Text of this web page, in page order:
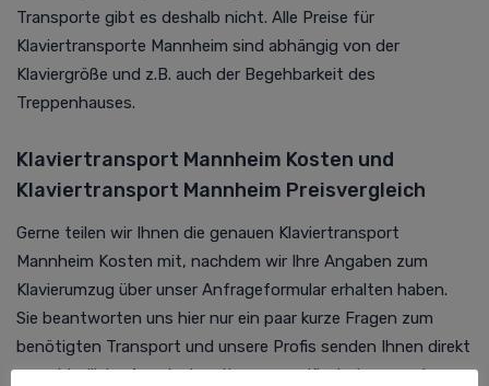
Transporte gibt es deshalb nicht. Alle Preise für
Klaviertransporte Mannheim sind abhängig von der
Klaviergröße und z.B. auch der Begehbarkeit des
Treppenhauses.
Klaviertransport Mannheim Kosten und
Klaviertransport Mannheim Preisvergleich
Gerne teilen wir Ihnen die genauen Klaviertransport
Mannheim Kosten mit, nachdem wir Ihre Angaben zum
Klavierumzug über unser Anfrageformular erhalten haben.
Sie beantworten uns hier nur ein paar kurze Fragen zum
benötigten Transport und unsere Profis senden Ihnen direkt
unverbindliche Angebote mit genauen Klaviertransport